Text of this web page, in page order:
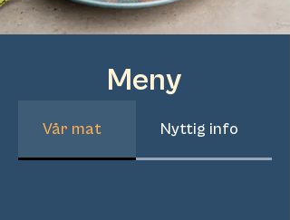
Meny
Vår mat Nyttig info